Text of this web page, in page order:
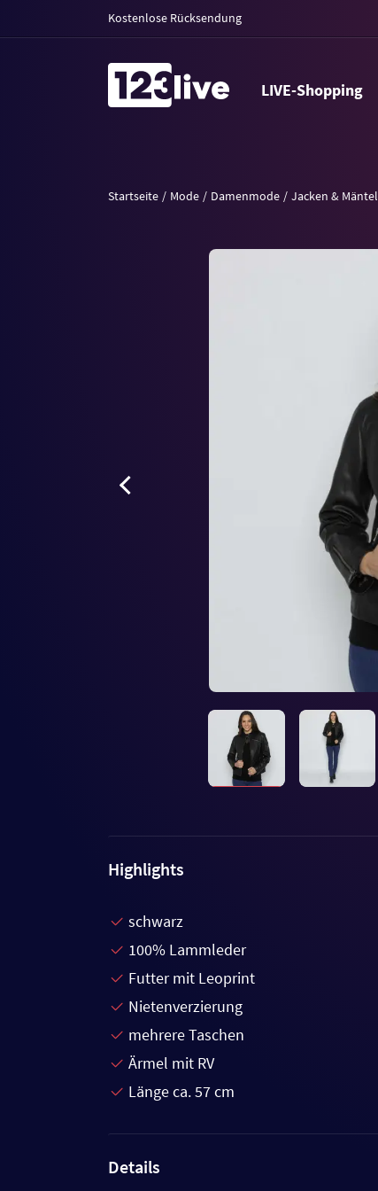
Kostenlose Rücksendung
LIVE-Shopping
Startseite Mode Damenmode Jacken & Mäntel
Highlights
schwarz
100% Lammleder
Futter mit Leoprint
Nietenverzierung
mehrere Taschen
Ärmel mit RV
Länge ca. 57 cm
Details